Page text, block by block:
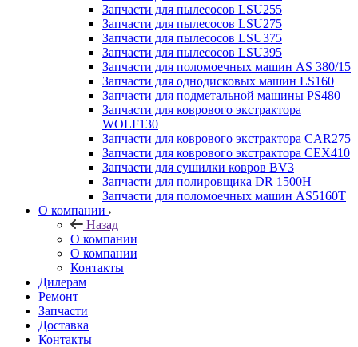
Запчасти для пылесосов LSU255
Запчасти для пылесосов LSU275
Запчасти для пылесосов LSU375
Запчасти для пылесосов LSU395
Запчасти для поломоечных машин AS 380/15
Запчасти для однодисковых машин LS160
Запчасти для подметальной машины PS480
Запчасти для коврового экстрактора
WOLF130
Запчасти для коврового экстрактора CAR275
Запчасти для коврового экстрактора CEX410
Запчасти для сушилки ковров BV3
Запчасти для полировщика DR 1500H
Запчасти для поломоечных машин AS5160T
О компании
Назад
О компании
О компании
Контакты
Дилерам
Ремонт
Запчасти
Доставка
Контакты